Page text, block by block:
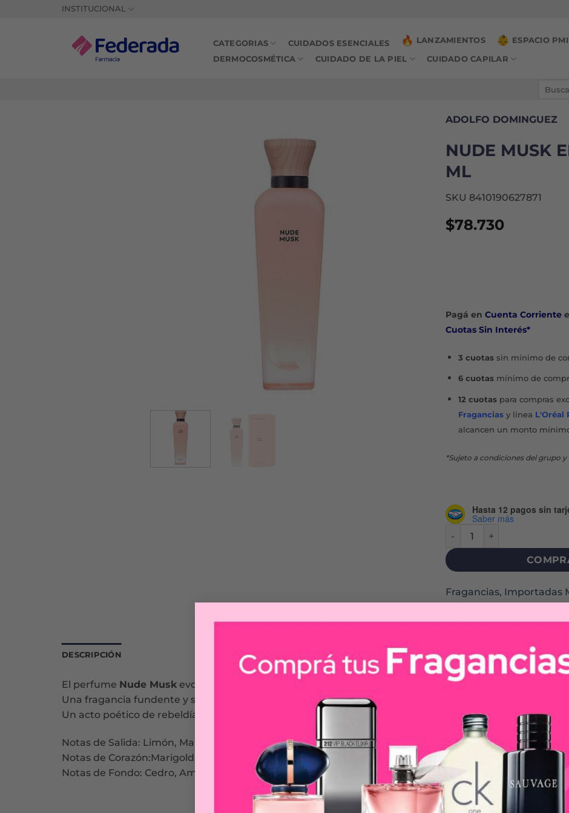
INSTITUCIONAL
CATEGORIAS CUIDADOS ESENCIALES LANZAMIENTOS ESPACIO PMI
DERMOCOSMÉTICA CUIDADO DE LA PIEL CUIDADO CAPILAR
ADOLFO DOMINGUEZ
NUDE MUSK
ML
SKU 8410190627871
$78.730
Pagá en Cuenta Corriente
Cuotas Sin Interés*
3 cuotassin mínimo de
6 cuotasmínimo de
12 cuotaspara compras
Fraganciasy línea L'Oréal
alcancen un monto
*Sujeto a condiciones del grupo
Hasta 12 pagos sin
Saber más
Fragancias, Importadas
DESCRIPCIÓN
El perfume Nude Musk evoca la sensualidad natural de la piel.
Una fragancia fundente y sensual elaborado a partir de ingredientes naturales y embotellado en un
Un acto poético de rebeldía.
Notas de Salida: Limón, Mandarina, Albaricoque.
Notas de Corazón:Marigold, Neroli, Freesia, Jazmín.
Notas de Fondo: Cedro, Ambrete, Ámbar, Musk.